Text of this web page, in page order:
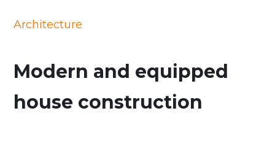
Architecture
Modern and equipped
house construction